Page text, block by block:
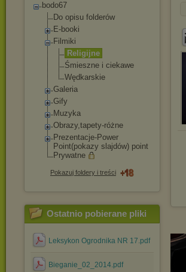
bodo67
Do opisu folderów
E-booki
Filmiki
Religijne
Śmieszne i ciekawe
Wędkarskie
Galeria
Gify
Muzyka
Obrazy,tapety-różne
Prezentacje-Power
Point(pokazy slajdów) point
Prywatne
Pokazuj foldery i treści
Ostatnio pobierane pliki
Leksykon Ogrodnika NR 17.pdf
Bieganie_02_2014.pdf